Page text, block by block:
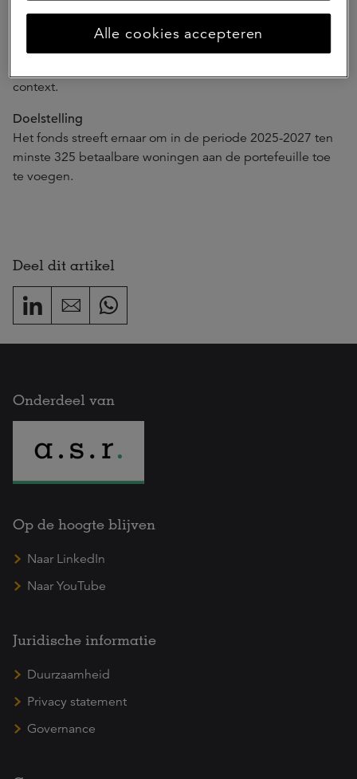
betaalbaarheid bestaat, aangezien betaalbaarheid
afhankelijk is van locatie en structurele kosten. De
benadering van het Fonds ten aanzien van betaalbaarheid
context.
Doelstelling
Het fonds streeft ernaar om in de periode 2025-2027 ten
minste 325 betaalbare woningen aan de portefeuille toe
te voegen.
Deel dit artikel
Onderdeel van
Op de hoogte blijven
Naar LinkedIn
Naar YouTube
Juridische informatie
Duurzaamheid
Privacy statement
Governance
Alle cookies accepteren